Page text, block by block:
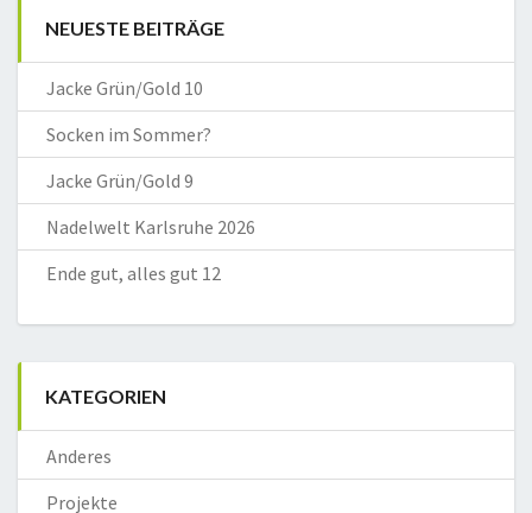
NEUESTE BEITRÄGE
Jacke Grün/Gold 10
Socken im Sommer?
Jacke Grün/Gold 9
Nadelwelt Karlsruhe 2026
Ende gut, alles gut 12
KATEGORIEN
Anderes
Projekte